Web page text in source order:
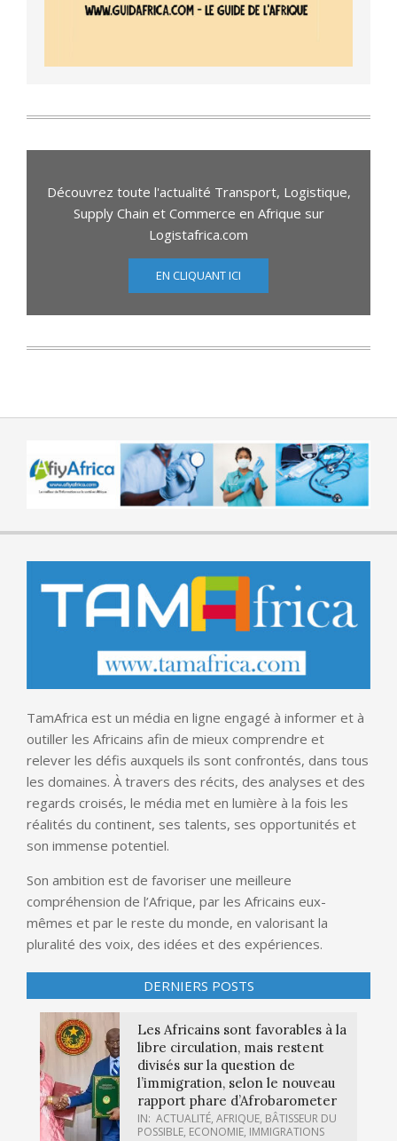
Découvrez toute l'actualité Transport, Logistique,
Supply Chain et Commerce en Afrique sur
Logistafrica.com
EN CLIQUANT ICI
TamAfrica est un média en ligne engagé à informer et à
outiller les Africains afin de mieux comprendre et
relever les défis auxquels ils sont confrontés, dans tous
les domaines. À travers des récits, des analyses et des
regards croisés, le média met en lumière à la fois les
réalités du continent, ses talents, ses opportunités et
son immense potentiel.
Son ambition est de favoriser une meilleure
compréhension de l’Afrique, par les Africains eux-
mêmes et par le reste du monde, en valorisant la
pluralité des voix, des idées et des expériences.
DERNIERS POSTS
Les Africains sont favorables à la
libre circulation, mais restent
divisés sur la question de
l’immigration, selon le nouveau
rapport phare d’Afrobarometer
IN: ACTUALITÉ, AFRIQUE, BÂTISSEUR DU
POSSIBLE, ECONOMIE, IMMIGRATIONS